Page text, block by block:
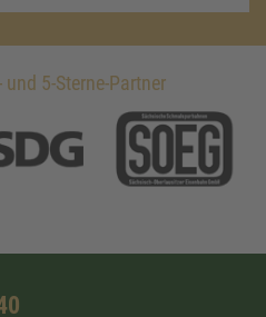
5-Sterne-Partner